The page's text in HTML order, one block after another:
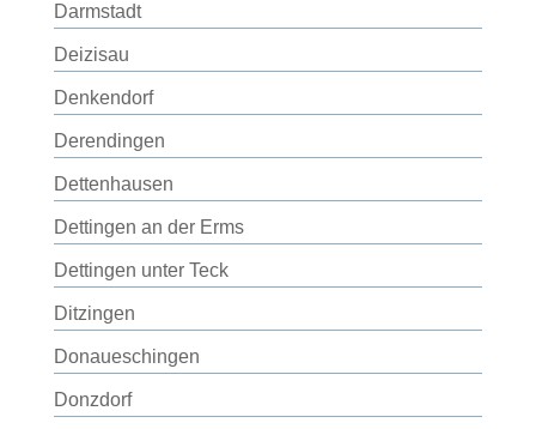
Darmstadt
Deizisau
Denkendorf
Derendingen
Dettenhausen
Dettingen an der Erms
Dettingen unter Teck
Ditzingen
Donaueschingen
Donzdorf